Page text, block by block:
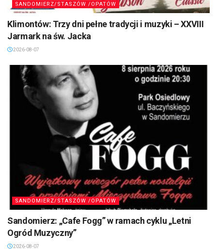
SANDOMIERZ/STASZÓW /OPATÓW
Klimontów: Trzy dni pełne tradycji i muzyki – XXVIII
Jarmark na św. Jacka
2026-08-07
SANDOMIERZ/STASZÓW /OPATÓW
Sandomierz: „Cafe Fogg” w ramach cyklu „Letni
Ogród Muzyczny”
2026-08-07